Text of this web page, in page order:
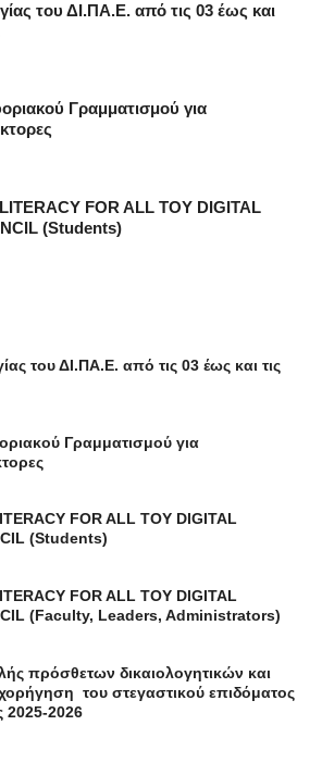
του ΔΙ.ΠΑ.Ε. από τις 03 έως και
Γραμματισμού για
FOR ALL ΤΟΥ DIGITAL
(Students)
του ΔΙ.ΠΑ.Ε. από τις 03 έως και τις
Γραμματισμού για
FOR ALL ΤΟΥ DIGITAL
(Students)
FOR ALL ΤΟΥ DIGITAL
(Faculty, Leaders, Administrators)
πρόσθετων δικαιολογητικών και
του στεγαστικού επιδόματος
2025-2026